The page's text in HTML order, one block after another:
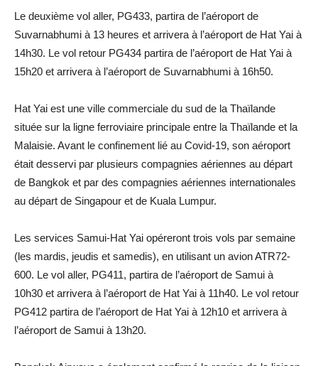
Le deuxième vol aller, PG433, partira de l’aéroport de
Suvarnabhumi à 13 heures et arrivera à l’aéroport de Hat Yai à
14h30. Le vol retour PG434 partira de l’aéroport de Hat Yai à
15h20 et arrivera à l’aéroport de Suvarnabhumi à 16h50.
Hat Yai est une ville commerciale du sud de la Thaïlande
située sur la ligne ferroviaire principale entre la Thaïlande et la
Malaisie. Avant le confinement lié au Covid-19, son aéroport
était desservi par plusieurs compagnies aériennes au départ
de Bangkok et par des compagnies aériennes internationales
au départ de Singapour et de Kuala Lumpur.
Les services Samui-Hat Yai opéreront trois vols par semaine
(les mardis, jeudis et samedis), en utilisant un avion ATR72-
600. Le vol aller, PG411, partira de l’aéroport de Samui à
10h30 et arrivera à l’aéroport de Hat Yai à 11h40. Le vol retour
PG412 partira de l’aéroport de Hat Yai à 12h10 et arrivera à
l’aéroport de Samui à 13h20.